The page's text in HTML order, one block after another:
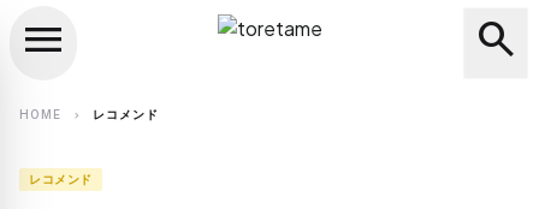
search
menu search
HOME chevron_right レコメンド
レコメンド